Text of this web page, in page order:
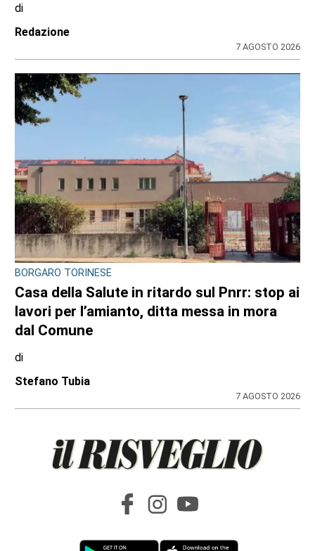
di
Redazione
7 AGOSTO 2026
BORGARO TORINESE
Casa della Salute in ritardo sul Pnrr: stop ai
lavori per l’amianto, ditta messa in mora
dal Comune
di
Stefano Tubia
7 AGOSTO 2026